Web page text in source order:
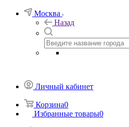
Москва
Назад
Личный кабинет
Корзина0
Избранные товары0